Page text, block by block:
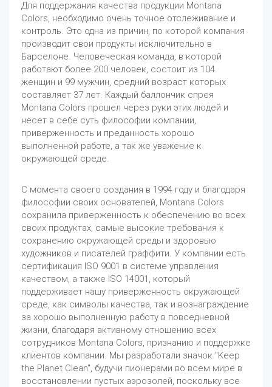
Для поддержания качества продукции Montana
Colors, необходимо очень точное отслеживание и
контроль. Это одна из причин, по которой компания
производит свои продукты исключительно в
Барселоне. Человеческая команда, в которой
работают более 200 человек, состоит из 104
женщин и 99 мужчин, средний возраст которых
составляет 37 лет. Каждый баллончик спрея
Montana Colors прошел через руки этих людей и
несет в себе суть философии компании,
приверженность и преданность хорошо
выполненной работе, а так же уважение к
окружающей среде.
С момента своего создания в 1994 году и благодаря
философии своих основателей, Montana Colors
сохранила приверженность к обеспечению во всех
своих продуктах, самые высокие требования к
сохранению окружающей среды и здоровью
художников и писателей граффити. У компании есть
сертификация ISO 9001 в системе управления
качеством, а также ISO 14001, который
поддерживает нашу приверженность окружающей
среде, как символы качества, так и вознаграждение
за хорошо выполненную работу в повседневной
жизни, благодаря активному отношению всех
сотрудников Montana Colors, признанию и поддержке
клиентов компании. Мы разработали значок "Keep
the Planet Clean", будучи пионерами во всем мире в
восстановлении пустых аэрозолей, поскольку все